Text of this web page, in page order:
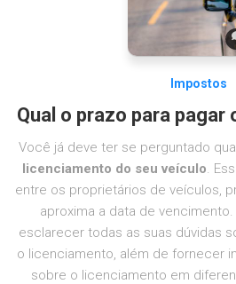
Impostos
Qual o prazo para
Você já deve ter se perguntado
licenciamento do seu veículo.
entre os proprietários de veículos,
aproxima a data de
esclarecer todas as suas dúvidas
o licenciamento, além de fornecer
sobre o licenciamento em